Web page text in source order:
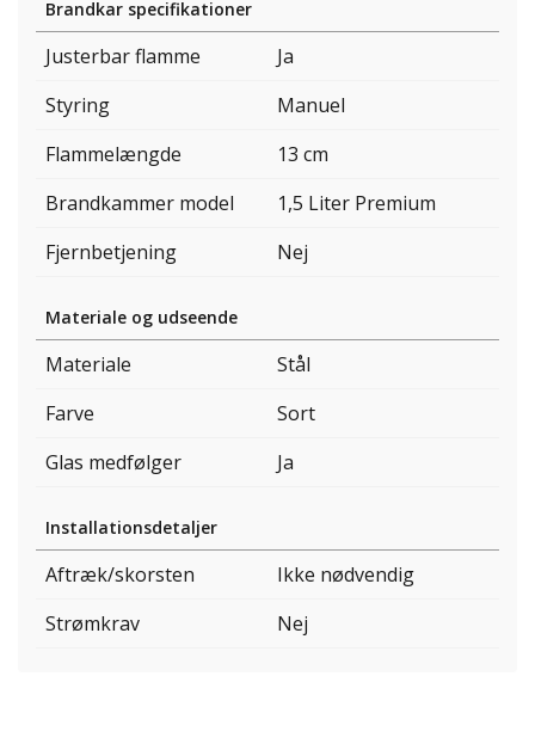
Brandkar specifikationer
Justerbar flamme
Ja
Styring
Manuel
Flammelængde
13 cm
Brandkammer model
1,5 Liter Premium
Fjernbetjening
Nej
Materiale og udseende
Materiale
Stål
Farve
Sort
Glas medfølger
Ja
Installationsdetaljer
Aftræk/skorsten
Ikke nødvendig
Strømkrav
Nej